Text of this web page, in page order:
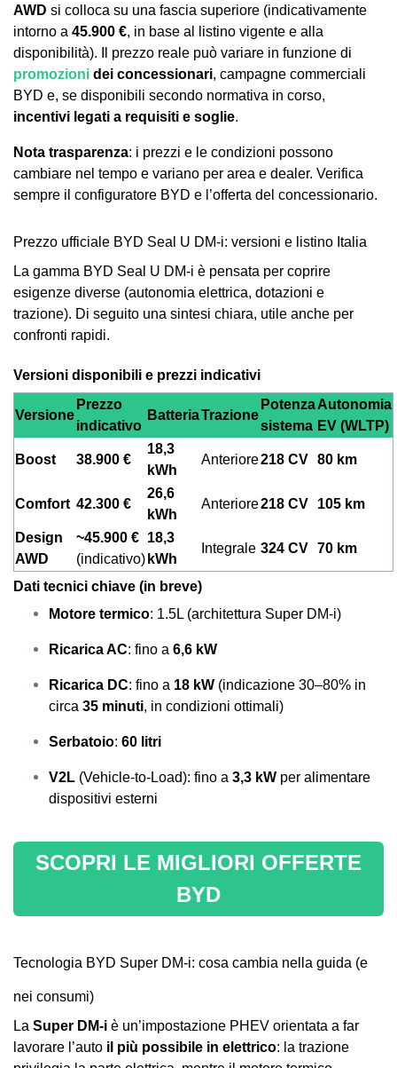
AWD si colloca su una fascia superiore (indicativamente
intorno a 45.900 €, in base al listino vigente e alla
disponibilità). Il prezzo reale può variare in funzione di
promozioni dei concessionari, campagne commerciali
BYD e, se disponibili secondo normativa in corso,
incentivi legati a requisiti e soglie.
Nota trasparenza: i prezzi e le condizioni possono
cambiare nel tempo e variano per area e dealer. Verifica
sempre il configuratore BYD e l’offerta del concessionario.
Prezzo ufficiale BYD Seal U DM-i: versioni e listino Italia
La gamma BYD Seal U DM-i è pensata per coprire
esigenze diverse (autonomia elettrica, dotazioni e
trazione). Di seguito una sintesi chiara, utile anche per
confronti rapidi.
Versioni disponibili e prezzi indicativi
Versione
Prezzo
indicativo
BatteriaTrazione
Potenza
sistema
Autonomia
EV (WLTP)
Boost 38.900 €
18,3
kWh
Anteriore218 CV 80 km
Comfort 42.300 €
26,6
kWh
Anteriore218 CV 105 km
Design
AWD
~45.900 €
(indicativo)
18,3
kWh
Integrale 324 CV 70 km
Dati tecnici chiave (in breve)
Motore termico: 1.5L (architettura Super DM-i)
Ricarica AC: fino a 6,6 kW
Ricarica DC: fino a 18 kW (indicazione 30–80% in
circa 35 minuti, in condizioni ottimali)
Serbatoio: 60 litri
V2L (Vehicle-to-Load): fino a 3,3 kW per alimentare
dispositivi esterni
SCOPRI LE MIGLIORI OFFERTE
BYD
Tecnologia BYD Super DM-i: cosa cambia nella guida (e
nei consumi)
La Super DM-i è un’impostazione PHEV orientata a far
lavorare l’auto il più possibile in elettrico: la trazione